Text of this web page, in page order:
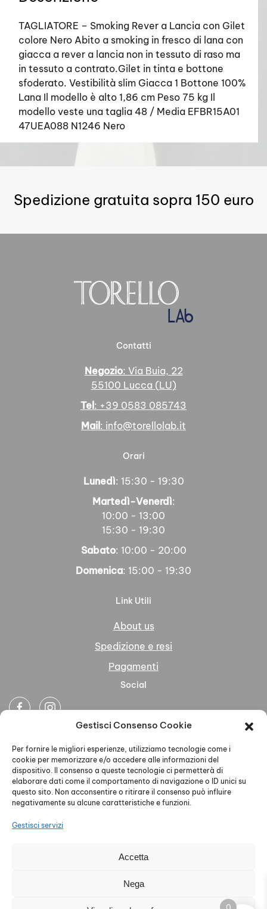
Gestisci Consenso Cookie
Per fornire le migliori esperienze, utilizziamo tecnologie come i
cookie per memorizzare e/o accedere alle informazioni del
dispositivo. Il consenso a queste tecnologie ci permetterà di
elaborare dati come il comportamento di navigazione o ID unici su
questo sito. Non acconsentire o ritirare il consenso può influire
negativamente su alcune caratteristiche e funzioni.
Gestisci servizi
Accetta
Nega
TAGLIATORE – Smoking Rever a Lancia con Gilet
colore Nero Abito a smoking in fresco di lana con
giacca a rever a lancia non in tessuto di raso ma
in tessuto a contrato.Gilet in tinta e bottone
sfoderato. Vestibilità slim Giacca 1 Bottone 100%
Lana Il modello è alto 1,86 cm Peso 75 kg Il
modello veste una taglia 48 / Media EFBR15A01
47UEA088 N1246 Nero
Spedizione gratuita sopra 150 euro
Contatti
Negozio: Via Buia, 22
55100 Lucca (LU)
Tel : +39 0583 085743
Mail : info@torellolab.it
Orari
Lunedì: 15:30 - 19:30
Martedì-Venerdì:
10:00 - 13:00
15:30 - 19:30
Sabato: 10:00 - 20:00
Domenica: 15:00 - 19:30
Link Utili
About us
Spedizione e resi
Pagamenti
Social
aelleabbigliamento@pec.it - Privacy Policy - Cookie Policy